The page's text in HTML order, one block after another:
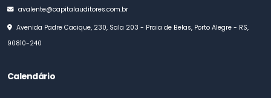
avalente@capitalauditores.com.br
Avenida Padre Cacique, 230, Sala 203 - Praia de Belas, Porto Alegre - RS,
90810-240
Calendário